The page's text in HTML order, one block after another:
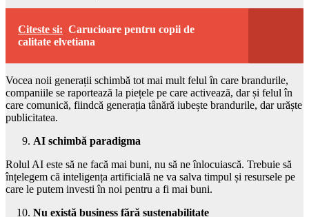
Citeste si: Carucioare pentru copii de
calitate elvetiana
Vocea noii generații schimbă tot mai mult felul în care brandurile,
companiile se raportează la piețele pe care activează, dar și felul în
care comunică, fiindcă generația tânără iubește brandurile, dar urăște
publicitatea.
AI schimbă paradigma
Rolul AI este să ne facă mai buni, nu să ne înlocuiască. Trebuie să
înțelegem că inteligența artificială ne va salva timpul și resursele pe
care le putem investi în noi pentru a fi mai buni.
Nu există business fără sustenabilitate